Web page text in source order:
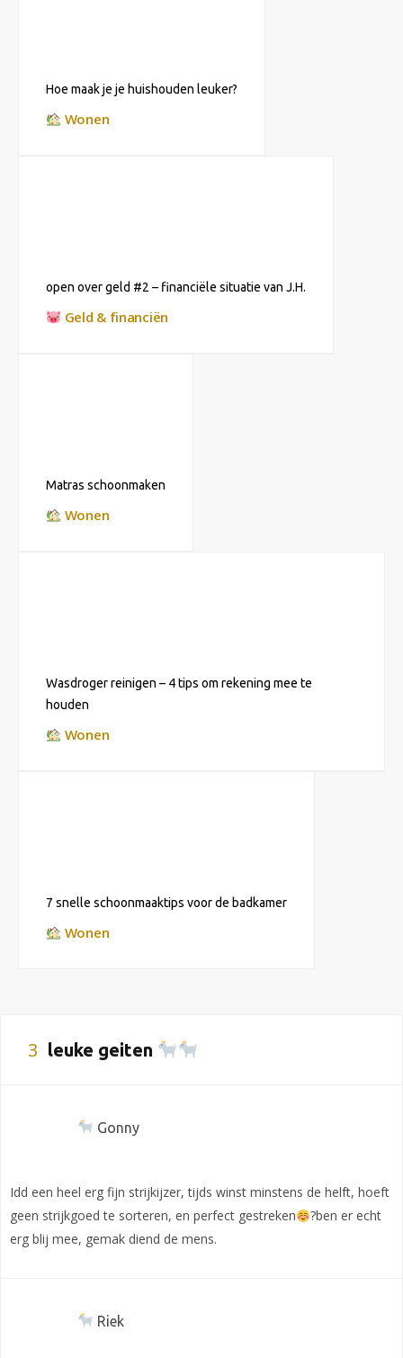
Hoe maak je je huishouden leuker?
Wonen
open over geld #2 – financiële situatie van J.H.
Geld & financiën
Matras schoonmaken
Wonen
Wasdroger reinigen – 4 tips om rekening mee te
houden
Wonen
7 snelle schoonmaaktips voor de badkamer
Wonen
3 leuke geiten
Gonny
Idd een heel erg fijn strijkijzer, tijds winst minstens de helft, hoeft
geen strijkgoed te sorteren, en perfect gestreken
?ben er echt
erg blij mee, gemak diend de mens.
Riek